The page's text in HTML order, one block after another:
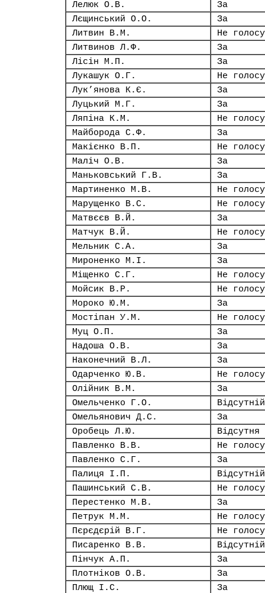
Лелюк О.В.
За
Лєщинський О.О.
За
Литвин В.М.
Не
Литвинов Л.Ф.
За
Лісін М.П.
За
Лукашук О.Г.
Не
Лук’янова К.Є.
За
Луцький М.Г.
За
Ляпіна К.М.
Не
Майборода С.Ф.
За
Макієнко В.П.
Не
Маліч О.В.
За
Маньковський Г.В.
За
Мартиненко М.В.
Не
Марущенко В.С.
Не
Матвєєв В.Й.
За
Матчук В.Й.
Не
Мельник С.А.
За
Мироненко М.І.
За
Міщенко С.Г.
Не
Мойсик В.Р.
Не
Мороко Ю.М.
За
Мостіпан У.М.
Не
Муц О.П.
За
Надоша О.В.
За
Наконечний В.Л.
За
Одарченко Ю.В.
Не
Олійник В.М.
За
Омельченко Г.О.
Відсутній
Омельянович Д.С.
За
Оробець Л.Ю.
Відсутня
Павленко В.В.
Не
Павленко С.Г.
За
Палиця І.П.
Відсутній
Пашинський С.В.
Не
Перестенко М.В.
За
Петрук М.М.
Не
Пєрєдєрій В.Г.
Не
Писаренко В.В.
Відсутній
Пінчук А.П.
За
Плотніков О.В.
За
Плющ І.С.
За